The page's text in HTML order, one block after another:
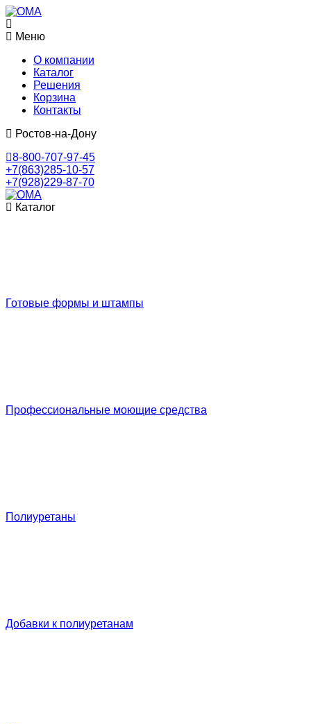
Меню
О компании
Каталог
Решения
Корзина
Контакты
Ростов-на-Дону
8-800-707-97-45
+7(863)285-10-57
+7(928)229-87-70
Каталог
Готовые формы и штампы
Профессиональные моющие средства
Полиуретаны
Добавки к полиуретанам